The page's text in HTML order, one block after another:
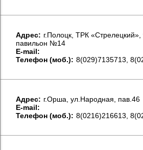
Aдрес: г.Полоцк, ТРК «Стрелецкий»,
павильон №14
E-mail:
Телефон (моб.): 8(029)7135713,
Aдрес: г.Орша, ул.Народная, пав.46
E-mail:
Телефон (моб.): 8(0216)216613,